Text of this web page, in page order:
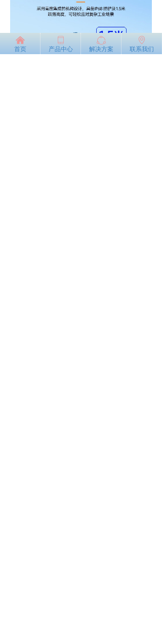
낀
首页
ꀆ
产品中心
ꁢ
解决方案
ꄹ
联系我们